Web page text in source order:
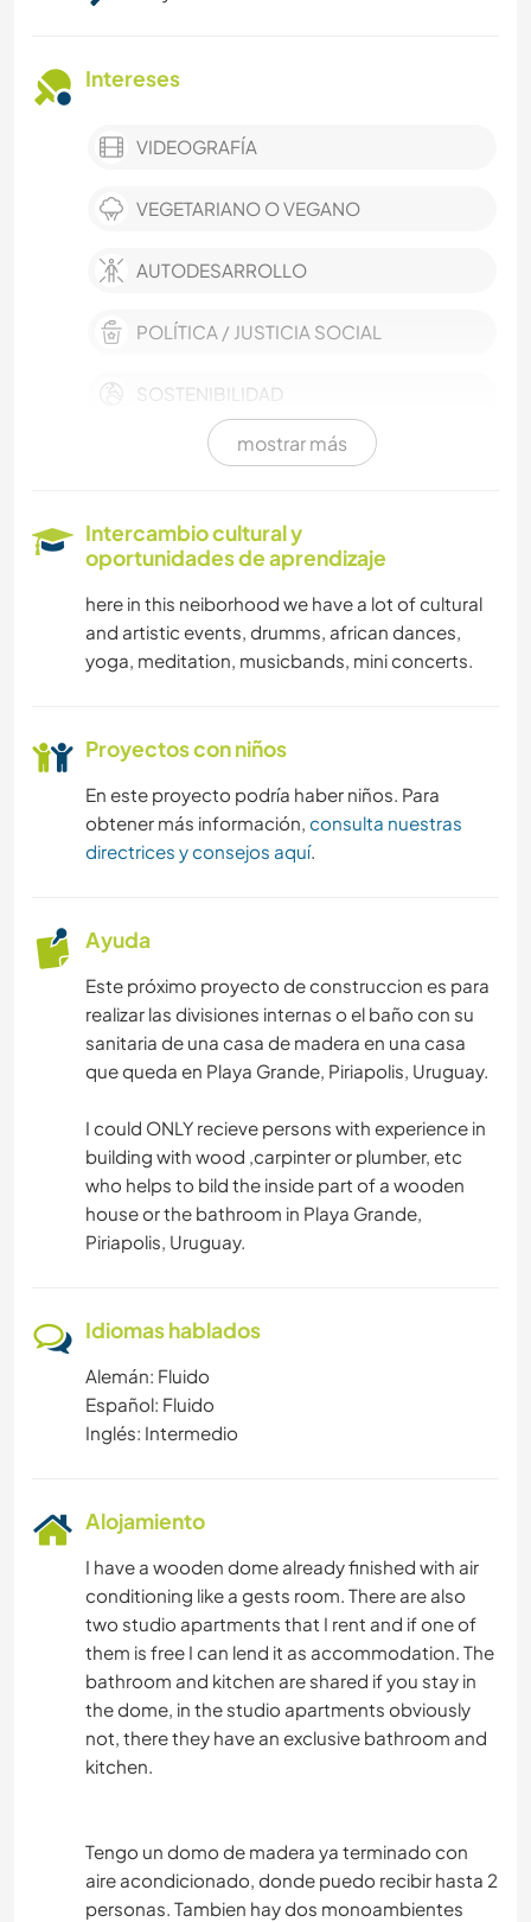
Intereses
VIDEOGRAFÍA
VEGETARIANO O VEGANO
AUTODESARROLLO
POLÍTICA / JUSTICIA SOCIAL
SOSTENIBILIDAD
MASCOTAS
COCINA Y ALIMENTACIÓN
ARTE Y DISEÑO
FOTOGRAFÍA
CARPINTERÍA
ANIMALES
DEPORTES ACUÁTICOS
NATURALEZA
YOGA / BIENESTAR
BAILE
PLAYA
ACTIVIDADES AL AIRE LIBRE
mostrar más
Intercambio cultural y
oportunidades de aprendizaje
here in this neiborhood we have a lot of cultural
and artistic events, drumms, african dances,
yoga, meditation, musicbands, mini concerts.
Proyectos con niños
En este proyecto podría haber niños. Para
obtener más información, consulta nuestras
directrices y consejos aquí.
Ayuda
Este próximo proyecto de construccion es para
realizar las divisiones internas o el baño con su
sanitaria de una casa de madera en una casa
que queda en Playa Grande, Piriapolis, Uruguay.
I could ONLY recieve persons with experience in
building with wood ,carpinter or plumber, etc
who helps to bild the inside part of a wooden
house or the bathroom in Playa Grande,
Piriapolis, Uruguay.
Idiomas hablados
Alemán: Fluido
Español: Fluido
Inglés: Intermedio
Alojamiento
I have a wooden dome already finished with air
conditioning like a gests room. There are also
two studio apartments that I rent and if one of
them is free I can lend it as accommodation. The
bathroom and kitchen are shared if you stay in
the dome, in the studio apartments obviously
not, there they have an exclusive bathroom and
kitchen.
Tengo un domo de madera ya terminado con
aire acondicionado, donde puedo recibir hasta 2
personas. Tambien hay dos monoambientes